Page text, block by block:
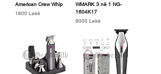
American Crew Whip
Price
1800 Lekë
WMARK 3 në 1 NG-
1604K17
Price
8000 Lekë